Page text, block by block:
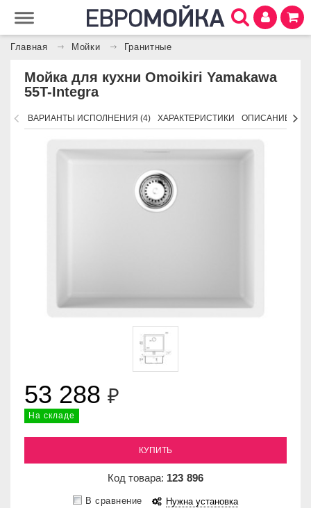
Главная Мойки Гранитные
Мойка для кухни Omoikiri Yamakawa
55T-Integra
ВАРИАНТЫ ИСПОЛНЕНИЯ (4) ХАРАКТЕРИСТИКИ ОПИСАНИЕ
53 288 ₽
На складе
КУПИТЬ
Код товара: 123 896
В сравнение Нужна установка